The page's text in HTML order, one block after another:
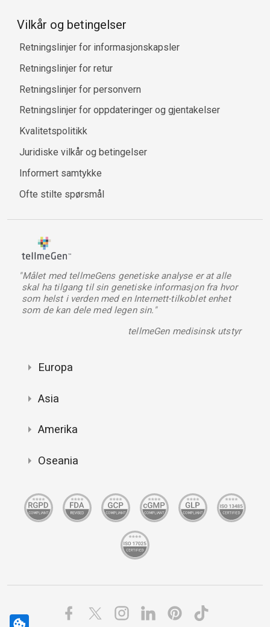
Vilkår og betingelser
Retningslinjer for informasjonskapsler
Retningslinjer for retur
Retningslinjer for personvern
Retningslinjer for oppdateringer og gjentakelser
Kvalitetspolitikk
Juridiske vilkår og betingelser
Informert samtykke
Ofte stilte spørsmål
"Målet med tellmeGens genetiske analyse er at alle
skal ha tilgang til sin genetiske informasjon fra hvor
som helst i verden med en Internett-tilkoblet enhet
som de kan dele med legen sin."
tellmeGen medisinsk utstyr
Europa
Asia
Amerika
Oseania